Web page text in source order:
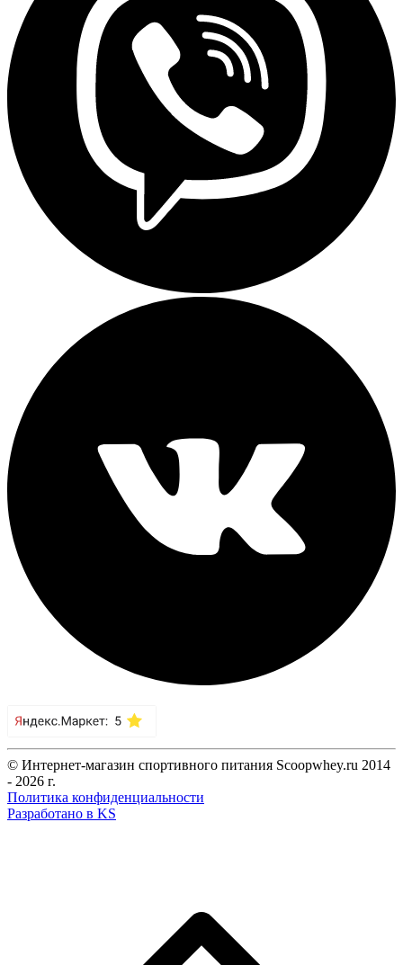
© Интернет-магазин спортивного питания Scoopwhey.ru 2014
- 2026 г.
Политика конфиденциальности
Разработано в KS